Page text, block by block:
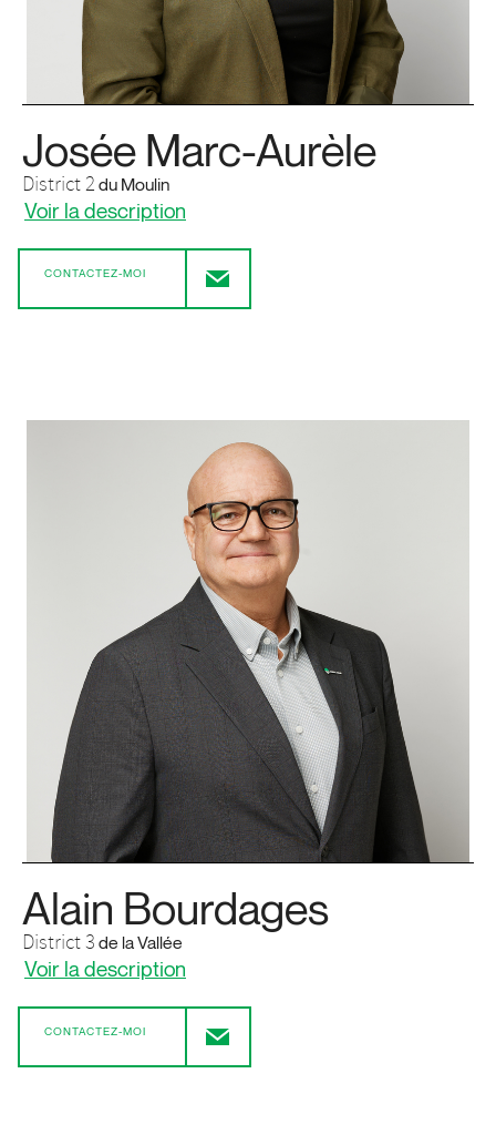
Josée Marc-Aurèle
District 2 du Moulin
Voir la description
CONTACTEZ-MOI
Alain Bourdages
District 3 de la Vallée
Voir la description
CONTACTEZ-MOI